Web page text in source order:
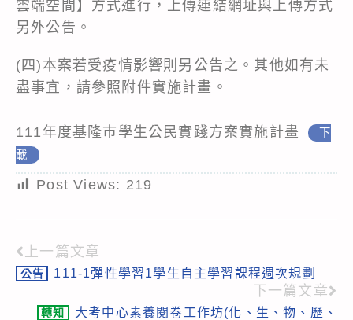
雲端空間】方式進行，上傳連結網址與上傳方式
另外公告。
(四)本案若受疫情影響則另公告之。其他如有未
盡事宜，請參照附件實施計畫。
111年度基隆巿學生公民實踐方案實施計畫
下
載
Post Views: 219
Read
more
articles
上一篇文章
公告 111-1彈性學習1學生自主學習課程週次規劃
下一篇文章
轉知
大考中心素養閱卷工作坊(化、生、物、歷、